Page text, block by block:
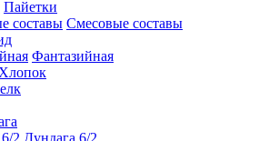
Пайетки
Смесовые составы
Фантазийная
Хлопок